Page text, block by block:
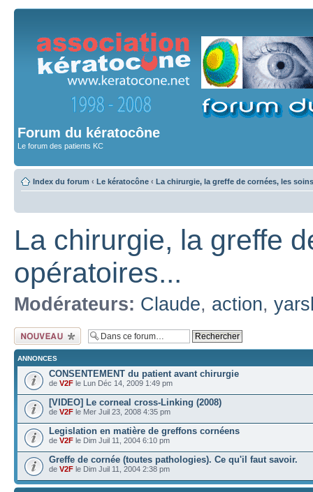
Forum du kératocône
Le forum des patients KC
Index du forum ‹ Le kératocône ‹ La chirurgie, la greffe de cornées, les
La chirurgie, la greffe
opératoires...
Modérateurs: Claude, action,
Ecrire un nouveau
sujet
ANNONCES
CONSENTEMENT du patient avant chirurgie
de V2F le Lun Déc 14, 2009 1:49 pm
[VIDEO] Le corneal cross-Linking (2008)
de V2F le Mer Juil 23, 2008 4:35 pm
Legislation en matière de greffons cornéens
de V2F le Dim Juil 11, 2004 6:10 pm
Greffe de cornée (toutes pathologies). Ce qu'il faut savoir.
de V2F le Dim Juil 11, 2004 2:38 pm